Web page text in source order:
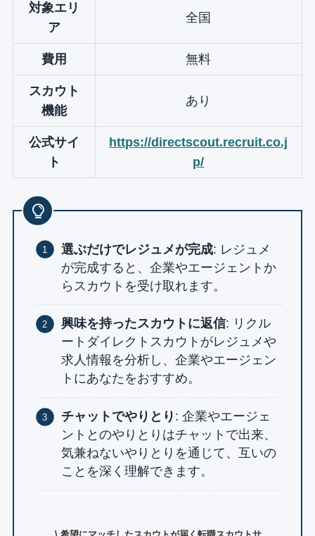
対象エリ
ア
全国
費用 無料
スカウト
機能
あり
公式サイ
ト
https://directscout.recruit.co.j
p/
選ぶだけでレジュメが完成: レジュメ
が完成すると、企業やエージェントか
らスカウトを受け取れます。
興味を持ったスカウトに返信: リクル
ートダイレクトスカウトがレジュメや
求人情報を分析し、企業やエージェン
トにあなたをおすすめ。
チャットでやりとり : 企業やエージェ
ントとのやりとりはチャットで出来、
気兼ねないやりとりを通じて、互いの
ことを深く理解できます。